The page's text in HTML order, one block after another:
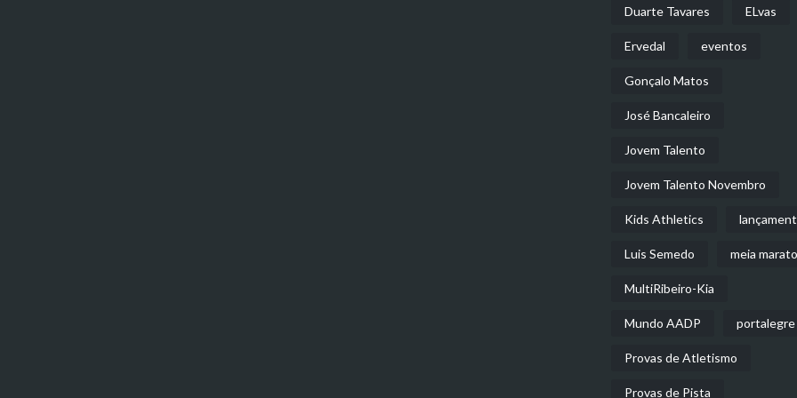
Duarte Tavares ELvas
Ervedal eventos
Gonçalo Matos
José Bancaleiro
Jovem Talento
Jovem Talento Novembro
Kids Athletics
Luis Semedo meia
MultiRibeiro-Kia
Mundo AADP portalegre
Provas de Atletismo
Provas de Pista